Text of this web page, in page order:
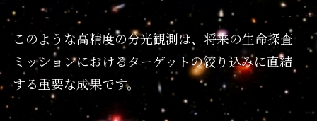
このような高精度の分光観測は、将来の生命探査
ミッションにおけるターゲットの絞り込みに直結
する重要な成果です。